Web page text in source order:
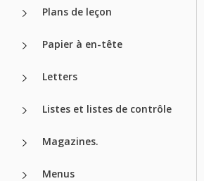
Plans de leçon
Papier à en-tête
Letters
Listes et listes de contrôle
Magazines.
Menus